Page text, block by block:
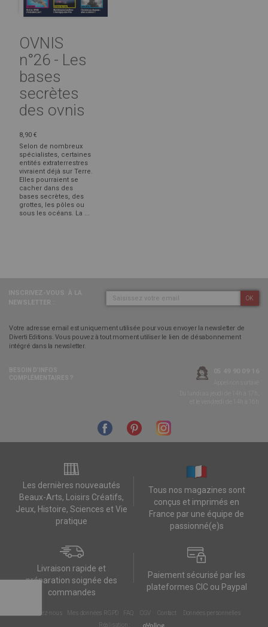
OVNIS
n°26 - Les
bases
secrètes
des ovnis
8,90 €
Selon de nombreux
spécialistes, certaines
entités extraterrestres
vivraient déjà sur Terre.
Elles pourraient se
cacher dans des
bases secrètes, des
grottes, les pôles ou
sous les océans. La ...
OK
Votre adresse email est uniquement utilisée pour vous envoyer la newsletter de
Diverti Editions. Vous pouvez à tout moment utiliser le lien de désabonnement
intégré dans la newsletter.
Les dernières nouveautés
Beaux-Arts, Loisirs Créatifs,
Jeux, Histoire, Sciences et Vie
pratique
Tous nos magazines sont
conçus et imprimés en
France par une équipe de
passionné(e)s
Livraison rapide et
préparation soignée des
commandes
Paiement sécurisé par les
plateformes CIC ou Paypal
Contactez-nous Mes données RGPD FAQ CGV Contact
Données personnelles
Réalisation :